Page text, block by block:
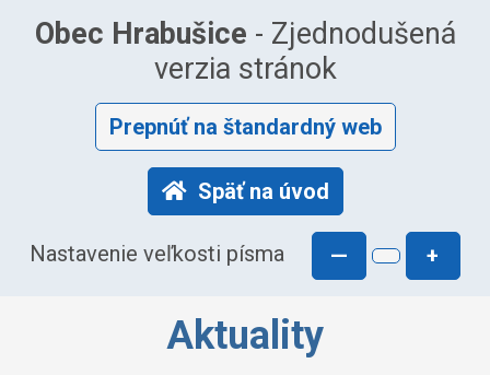
Obec Hrabušice - Zjednodušená
verzia stránok
Prepnúť na štandardný web
Späť na úvod
Nastavenie veľkosti písma — +
Aktuality